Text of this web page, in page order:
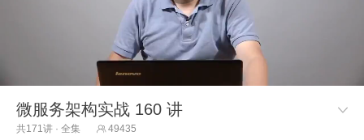
微服务架构实战 160 讲 
共171讲 · 全集  49435